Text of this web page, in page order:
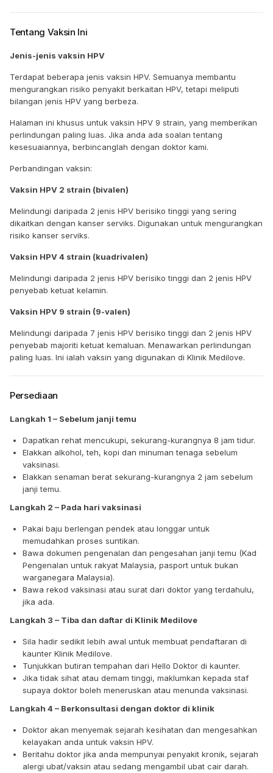
Tentang Vaksin Ini
Jenis-jenis vaksin HPV
Terdapat beberapa jenis vaksin HPV. Semuanya membantu
mengurangkan risiko penyakit berkaitan HPV, tetapi meliputi
bilangan jenis HPV yang berbeza.
Halaman ini khusus untuk vaksin HPV 9 strain, yang memberikan
perlindungan paling luas. Jika anda ada soalan tentang
kesesuaiannya, berbincanglah dengan doktor kami.
Perbandingan vaksin:
Vaksin HPV 2 strain (bivalen)
Melindungi daripada 2 jenis HPV berisiko tinggi yang sering
dikaitkan dengan kanser serviks. Digunakan untuk mengurangkan
risiko kanser serviks.
Vaksin HPV 4 strain (kuadrivalen)
Melindungi daripada 2 jenis HPV berisiko tinggi dan 2 jenis HPV
penyebab ketuat kelamin.
Vaksin HPV 9 strain (9-valen)
Melindungi daripada 7 jenis HPV berisiko tinggi dan 2 jenis HPV
penyebab majoriti ketuat kemaluan. Menawarkan perlindungan
paling luas. Ini ialah vaksin yang digunakan di Klinik Medilove.
Persediaan
Langkah 1 – Sebelum janji temu
Dapatkan rehat mencukupi, sekurang-kurangnya 8 jam tidur.
Elakkan alkohol, teh, kopi dan minuman tenaga sebelum
vaksinasi.
Elakkan senaman berat sekurang-kurangnya 2 jam sebelum
janji temu.
Langkah 2 – Pada hari vaksinasi
Pakai baju berlengan pendek atau longgar untuk
memudahkan proses suntikan.
Bawa dokumen pengenalan dan pengesahan janji temu (Kad
Pengenalan untuk rakyat Malaysia, pasport untuk bukan
warganegara Malaysia).
Bawa rekod vaksinasi atau surat dari doktor yang terdahulu,
jika ada.
Langkah 3 – Tiba dan daftar di Klinik Medilove
Sila hadir sedikit lebih awal untuk membuat pendaftaran di
kaunter Klinik Medilove.
Tunjukkan butiran tempahan dari Hello Doktor di kaunter.
Jika tidak sihat atau demam tinggi, maklumkan kepada staf
supaya doktor boleh meneruskan atau menunda vaksinasi.
Langkah 4 – Berkonsultasi dengan doktor di klinik
Doktor akan menyemak sejarah kesihatan dan mengesahkan
kelayakan anda untuk vaksin HPV.
Beritahu doktor jika anda mempunyai penyakit kronik, sejarah
alergi ubat/vaksin atau sedang mengambil ubat cair darah.